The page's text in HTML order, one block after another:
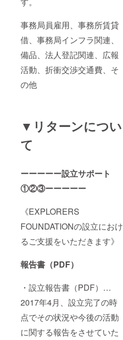
事務局員雇用、事務所賃貸
借、事務局インフラ関連、
備品、法人登記関連、広報
活動、折衝交渉交通費、そ
の他
▼リターンについ
て
ーーーーー設立サポート
①②③ーーーーー
《EXPLORERS
FOUNDATIONの設立におけ
るご支援をいただきます》
報告書（PDF）
・設立報告書（PDF）…
2017年4月、設立完了の時
点でその状況や今後の活動
に関する報告をさせていた